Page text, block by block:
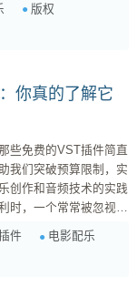
一扒AI音乐创作中，那
版权
你真的了解它
些免费的VST插件简直
我们突破预算限制，实
创作和音频技术的实践
时，一个常常被忽视但
然地认为，既然是免费
性的电影配乐。但事实
件
电影配乐